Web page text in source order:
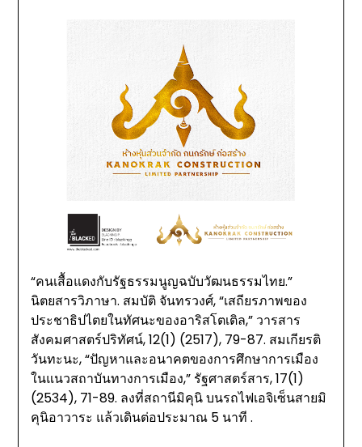
“คนเสื้อแดงกับรัฐธรรมนูญฉบับวัฒนธรรมไทย.”
นิตยสารวิภาษา. สมบัติ จันทรวงศ์, “เสถียรภาพของ
ประชาธิปไตยในทัศนะของอาริสโตเติล,” วารสาร
สังคมศาสตร์ปริทัศน์, 12(1) (2517), 79-87. สมเกียรติ
วันทะนะ, “ปัญหาและอนาคตของการศึกษาการเมือง
ในแนวสถาบันทางการเมือง,” รัฐศาสตร์สาร, 17(1)
(2534), 71-89. ลงที่สถานีมิคุนิ บนรถไฟเอจิเซ็นสายมิ
คุนิอาวาระ แล้วเดินต่อประมาณ 5 นาที .